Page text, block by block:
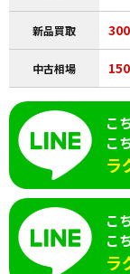
新品買取
中古相場
こ
こ
ラ
こ
こ
ラ